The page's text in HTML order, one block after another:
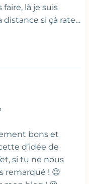
là je suis
distance si çà rate…
bons et
d’idée de
si tu ne nous
remarqué ! 😉